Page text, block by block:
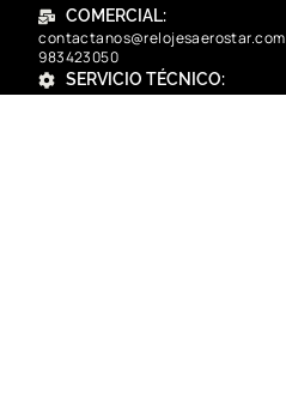
COMERCIAL:
contactanos@relojesaerostar.com
983423050
SERVICIO TÉCNICO: